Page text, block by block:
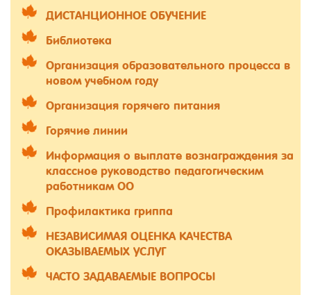
ДИСТАНЦИОННОЕ ОБУЧЕНИЕ
Библиотека
Организация образовательного процесса в
новом учебном году
Организация горячего питания
Горячие линии
Информация о выплате вознаграждения за
классное руководство педагогическим
работникам ОО
Профилактика гриппа
НЕЗАВИСИМАЯ ОЦЕНКА КАЧЕСТВА
ОКАЗЫВАЕМЫХ УСЛУГ
ЧАСТО ЗАДАВАЕМЫЕ ВОПРОСЫ